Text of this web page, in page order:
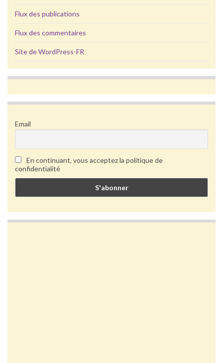
Flux des publications
Flux des commentaires
Site de WordPress-FR
Email
En continuant, vous acceptez la politique de
confidentialité